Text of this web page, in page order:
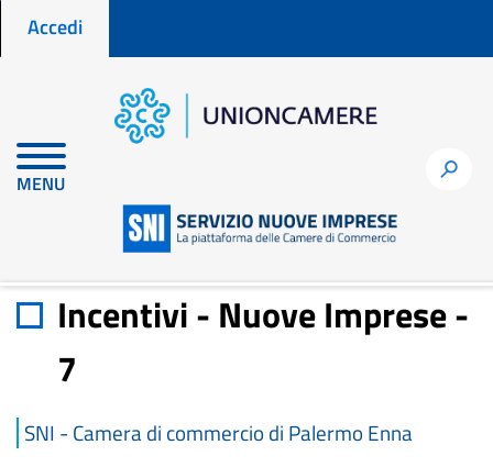
Menu profilo utente
Accedi
MENU
h
Home
Incentivi - Nuove Imprese - 7
Incentivi - Nuove Imprese -
7
SNI - Camera di commercio di Palermo Enna